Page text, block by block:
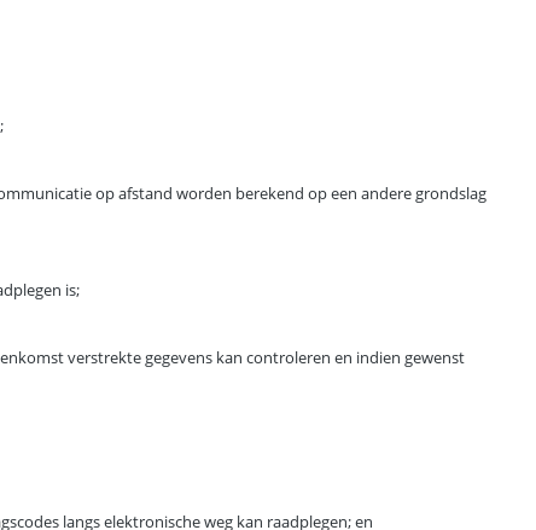
op afstand worden berekend op een andere grondslag
is;
verstrekte gegevens kan controleren en indien gewenst
langs elektronische weg kan raadplegen; en